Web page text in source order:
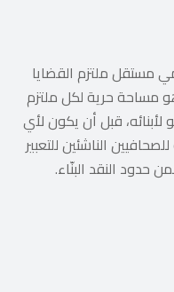
مستقل ملتزم القضايا
مساحة حرية لكل ملتزم
لأبنائه، قبل أن يكون لأي
الناشئين للتعبير
النقد البنّاء.